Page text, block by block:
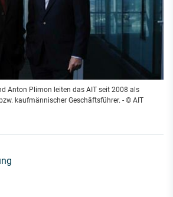
Anton Plimon leiten das AIT seit 2008 als
kaufmännischer Geschäftsführer. - © AIT